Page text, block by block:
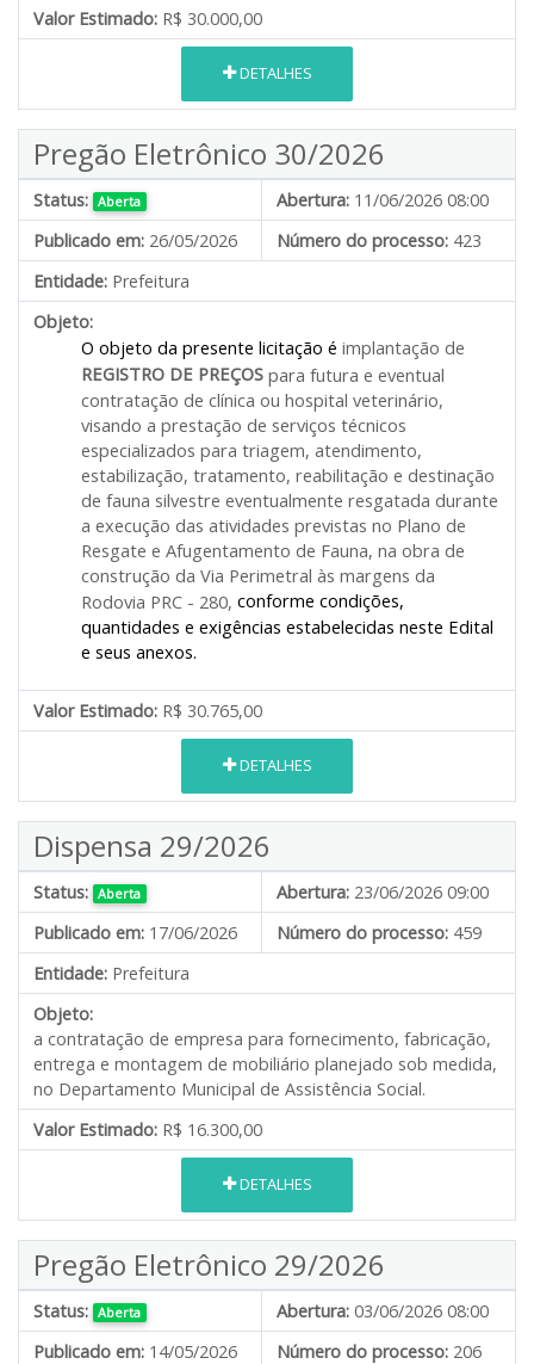
Valor Estimado: R$ 30.000,00
DETALHES
Pregão Eletrônico 30/2026
Status: Aberta Abertura: 11/06/2026 08:00
Publicado em: 26/05/2026 Número do processo: 423
Entidade: Prefeitura
Objeto:
O objeto da presente licitação é implantação de
REGISTRO DE PREÇOS para futura e eventual
contratação de clínica ou hospital veterinário,
visando a prestação de serviços técnicos
especializados para triagem, atendimento,
estabilização, tratamento, reabilitação e destinação
de fauna silvestre eventualmente resgatada durante
a execução das atividades previstas no Plano de
Resgate e Afugentamento de Fauna, na obra de
construção da Via Perimetral às margens da
Rodovia PRC - 280, conforme condições,
quantidades e exigências estabelecidas neste Edital
e seus anexos.
Valor Estimado: R$ 30.765,00
DETALHES
Dispensa 29/2026
Status: Aberta Abertura: 23/06/2026 09:00
Publicado em: 17/06/2026 Número do processo: 459
Entidade: Prefeitura
Objeto:
a contratação de empresa para fornecimento, fabricação,
entrega e montagem de mobiliário planejado sob medida,
no Departamento Municipal de Assistência Social.
Valor Estimado: R$ 16.300,00
DETALHES
Pregão Eletrônico 29/2026
Status: Aberta Abertura: 03/06/2026 08:00
Publicado em: 14/05/2026 Número do processo: 206